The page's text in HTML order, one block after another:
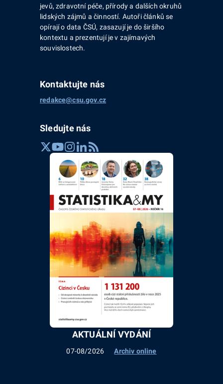
jevů, zdravotní péče, přírody a dalších okruhů
lidských zájmů a činností. Autoři článků se
opírají o data ČSÚ, zasazují je do širšího
kontextu a prezentují je v zajímavých
souvislostech.
Kontaktujte nás
redakce@csu.gov.cz
Sledujte nás
AKTUÁLNÍ VYDÁNÍ
07-08/2026 Archiv online